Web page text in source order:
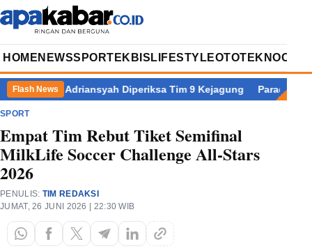
HOME NEWSSPORT EKBIS LIFESTYLEOTOTEKNOOPINI
Flash News
Adriansyah Diperiksa Tim 9 Kejagung Paradoks
SPORT
Empat Tim Rebut Tiket Semifinal
MilkLife Soccer Challenge All-Stars
2026
PENULIS: TIM REDAKSI
JUMAT, 26 JUNI 2026 | 22:30 WIB